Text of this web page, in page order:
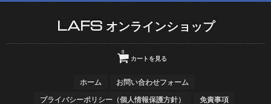
LAFS オンラインショップ
カートを見る
0
ホーム お問い合わせフォーム
プライバシーポリシー（個人情報保護方針） 免責事項